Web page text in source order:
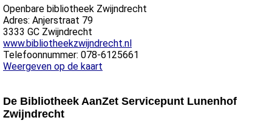
Openbare bibliotheek Zwijndrecht
Adres: Anjerstraat 79
3333 GC Zwijndrecht
www.bibliotheekzwijndrecht.nl
Telefoonnummer: 078-6125661
Weergeven op de kaart
De Bibliotheek AanZet Servicepunt Lunenhof
Zwijndrecht